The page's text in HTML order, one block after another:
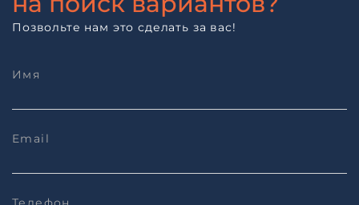
Позвольте нам это сделать за вас!